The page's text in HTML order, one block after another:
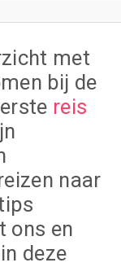
met
bij de
reis
naar
ons en
deze